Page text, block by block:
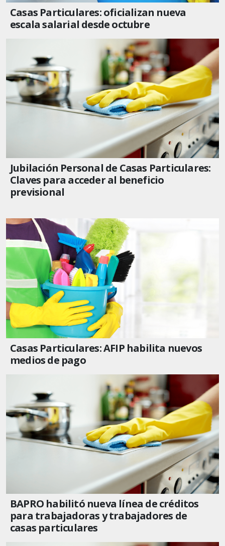
Casas Particulares: oficializan nueva
escala salarial desde octubre
Jubilación Personal de Casas Particulares:
Claves para acceder al beneficio
previsional
Casas Particulares: AFIP habilita nuevos
medios de pago
BAPRO habilitó nueva línea de créditos
para trabajadoras y trabajadores de
casas particulares